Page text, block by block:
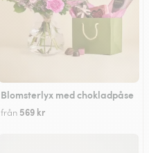
Blomsterlyx med chokladpåse
från 569 kr